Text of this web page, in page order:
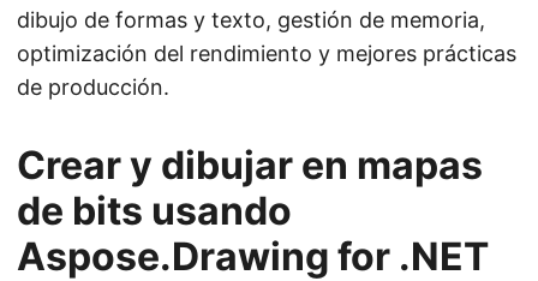
dibujo de formas y texto, gestión de memoria,
optimización del rendimiento y mejores prácticas
de producción.
Crear y dibujar en mapas
de bits usando
Aspose.Drawing for .NET